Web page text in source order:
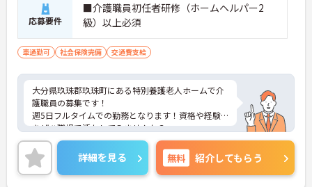
応募要件
■介護職員初任者研修（ホームヘルパー2
級）以上必須
車通勤可 社会保険完備 交通費支給
大分県玖珠郡玖珠町にある特別養護老人ホームで介
護職員の募集です！
週5日フルタイムでの勤務となります！資格や経験
をぜひ職場で活かしてみませんか？
駐車場完備でマイカー通勤OKなので、遠方からでも
快適に通勤が可能です♪
ご興味ある方は面接ポイントをお伝えしますので、
お気軽にご連絡ください。
詳細を見る 無料 紹介してもらう